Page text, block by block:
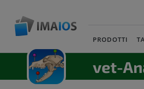
PRODOTTI
vet-